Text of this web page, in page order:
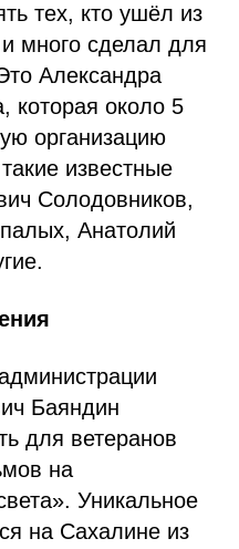
тех, кто ушёл из
много сделал для
Александра
которая около 5
организацию
известные
Солодовников,
Анатолий
Баяндин
для ветеранов
на
Уникальное
на Сахалине из